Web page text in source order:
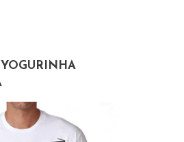
YOGURINHA